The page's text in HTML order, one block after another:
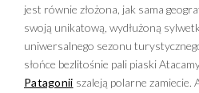
jest równie złożona, jak sama
swoją unikatową, wydłużoną
uniwersalnego sezonu
słońce bezlitośnie pali piaski
Patagonii szaleją polarne zamiecie.